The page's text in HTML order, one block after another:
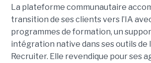
La plateforme communautaire
transition de ses clients vers l’IA
programmes de formation, un
intégration native dans ses outils de
Recruiter. Elle revendique pour ses